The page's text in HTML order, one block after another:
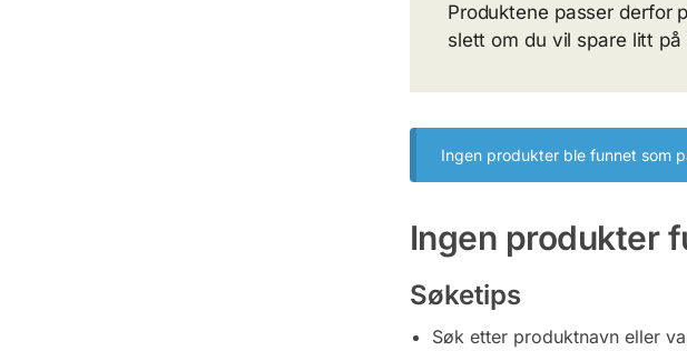
Produktene passer derfor
slett om du vil spare litt
Ingen produkter ble funnet som
Ingen produkter
Søketips
Søk etter produktnavn eller